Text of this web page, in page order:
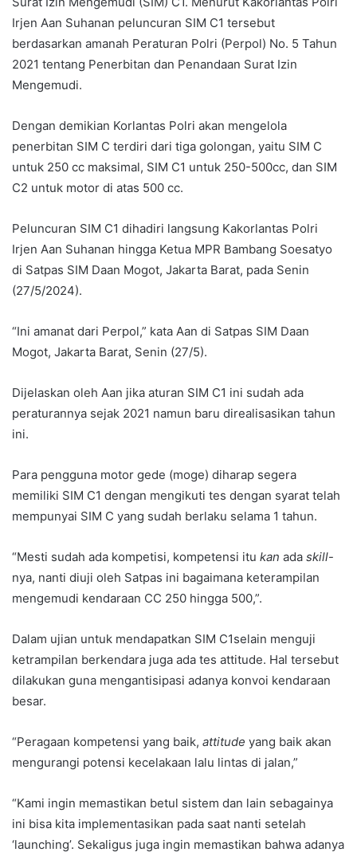
Irjen Aan Suhanan peluncuran SIM C1 tersebut
berdasarkan amanah Peraturan Polri (Perpol) No. 5 Tahun
2021 tentang Penerbitan dan Penandaan Surat Izin
Mengemudi.
Dengan demikian Korlantas Polri akan mengelola
penerbitan SIM C terdiri dari tiga golongan, yaitu SIM C
untuk 250 cc maksimal, SIM C1 untuk 250-500cc, dan SIM
C2 untuk motor di atas 500 cc.
Peluncuran SIM C1 dihadiri langsung Kakorlantas Polri
Irjen Aan Suhanan hingga Ketua MPR Bambang Soesatyo
di Satpas SIM Daan Mogot, Jakarta Barat, pada Senin
(27/5/2024).
“Ini amanat dari Perpol,” kata Aan di Satpas SIM Daan
Mogot, Jakarta Barat, Senin (27/5).
Dijelaskan oleh Aan jika aturan SIM C1 ini sudah ada
peraturannya sejak 2021 namun baru direalisasikan tahun
ini.
Para pengguna motor gede (moge) diharap segera
memiliki SIM C1 dengan mengikuti tes dengan syarat telah
mempunyai SIM C yang sudah berlaku selama 1 tahun.
“Mesti sudah ada kompetisi, kompetensi itu kan ada skill-
nya, nanti diuji oleh Satpas ini bagaimana keterampilan
mengemudi kendaraan CC 250 hingga 500,”.
Dalam ujian untuk mendapatkan SIM C1selain menguji
ketrampilan berkendara juga ada tes attitude. Hal tersebut
dilakukan guna mengantisipasi adanya konvoi kendaraan
besar.
“Peragaan kompetensi yang baik, attitude yang baik akan
mengurangi potensi kecelakaan lalu lintas di jalan,”
“Kami ingin memastikan betul sistem dan lain sebagainya
ini bisa kita implementasikan pada saat nanti setelah
‘launching’. Sekaligus juga ingin memastikan bahwa adanya